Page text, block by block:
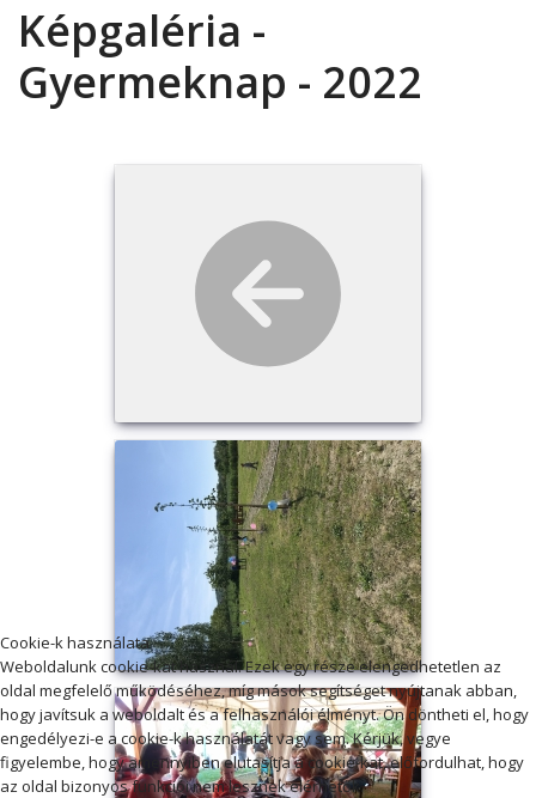
Képgaléria -
Gyermeknap - 2022
Cookie-k használata
Weboldalunk cookie-kat használ. Ezek egy része elengedhetetlen az
oldal megfelelő működéséhez, míg mások segítséget nyújtanak abban,
hogy javítsuk a weboldalt és a felhasználói élményt. Ön döntheti el, hogy
engedélyezi-e a cookie-k használatát vagy sem. Kérjük, vegye
figyelembe, hogy amennyiben elutasítja a cookie-kat, előfordulhat, hogy
az oldal bizonyos funkciói nem lesznek elérhetők.